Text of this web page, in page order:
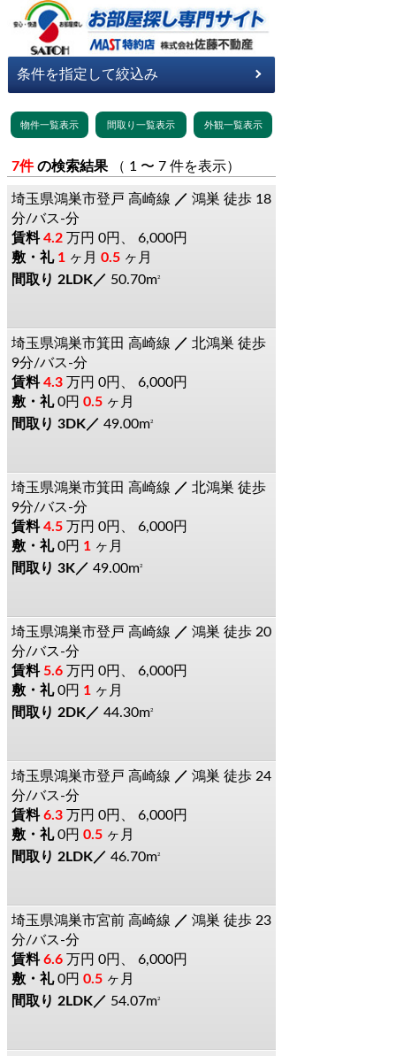
7件 の検索結果 （ 1 〜 7 件を表示）
埼玉県鴻巣市登戸 高崎線 鴻巣 徒歩 18
分/バス-分
4.2 万円
0円、 6,000円
1 ヶ月 0.5 ヶ月
2LDK
50.70m2
埼玉県鴻巣市箕田 高崎線 北鴻巣 徒歩
9分/バス-分
4.3 万円
0円、 6,000円
0円 0.5 ヶ月
3DK
49.00m2
埼玉県鴻巣市箕田 高崎線 北鴻巣 徒歩
9分/バス-分
4.5 万円
0円、 6,000円
0円 1 ヶ月
3K
49.00m2
埼玉県鴻巣市登戸 高崎線 鴻巣 徒歩 20
分/バス-分
5.6 万円
0円、 6,000円
0円 1 ヶ月
2DK
44.30m2
埼玉県鴻巣市登戸 高崎線 鴻巣 徒歩 24
分/バス-分
6.3 万円
0円、 6,000円
0円 0.5 ヶ月
2LDK
46.70m2
埼玉県鴻巣市宮前 高崎線 鴻巣 徒歩 23
分/バス-分
6.6 万円
0円、 6,000円
0円 0.5 ヶ月
2LDK
54.07m2